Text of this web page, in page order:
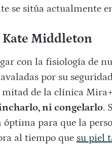
se sitúa actualmente
Kate Middleton
con la fisiología de
por su
de la clínica
ni congelarlo.
para que la
al tiempo que su piel